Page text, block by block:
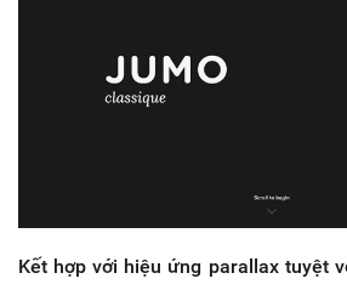
Kết hợp với hiệu ứng parallax tuyệt